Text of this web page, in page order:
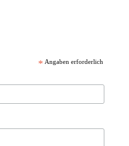
* Angaben erforderlich